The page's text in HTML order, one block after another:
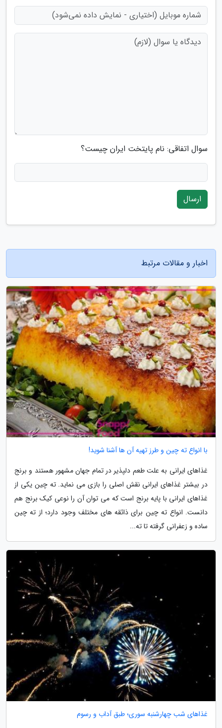
سوال اتفاقی: نام پایتخت ایران چیست؟
ارسال
اخبار و مقالات مرتبط
با انواع ته چین و طرز تهیه آن ها آشنا شوید!
غذاهای ایرانی به علت طعم دلپذیر در تمام جهان مشهور هستند و برنج
در بیشتر غذاهای ایرانی نقش اصلی را بازی می نماید. ته چین یکی از
غذاهای ایرانی با پایه برنج است که می توان آن را نوعی کیک برنج هم
دانست. انواع ته چین برای ذائقه های مختلف وجود دارد؛ از ته چین
ساده و زعفرانی گرفته تا ته...
غذاهای شب چهارشنبه سوری؛ طبق آداب و رسوم